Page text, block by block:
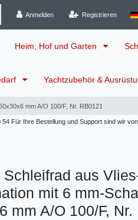
Anmelden Registrieren
Heim, Hof und Garten
Yachtzubehör &
mm A/O 100/F, Nr. RB0121
Für Ihre Bestellung und Support sind wir
Schleifrad aus
mit 6 mm-
mm A/O 100/F, Nr.